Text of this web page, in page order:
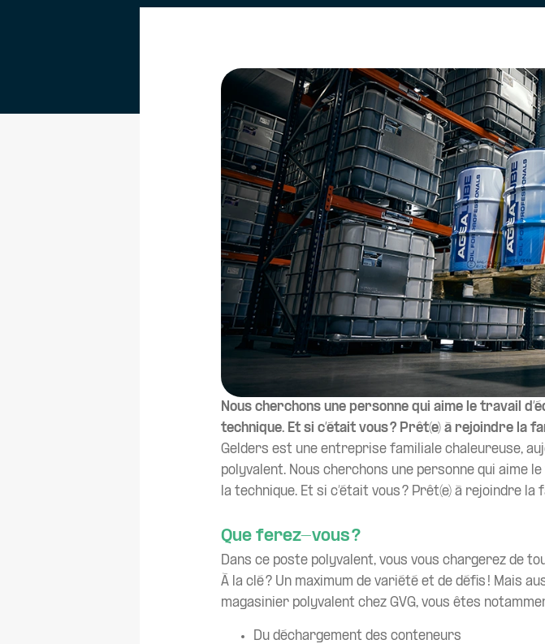
Nous cherchons une personne qui aime le travail
technique. Et si c’était vous ? Prêt(e) à rejoindre la
Gelders est une entreprise familiale chaleureuse,
polyvalent. Nous cherchons une personne qui aime
la technique. Et si c’était vous ? Prêt(e) à rejoindre la
Que ferez-vous ?
Dans ce poste polyvalent, vous vous chargerez de
À la clé ? Un maximum de variété et de défis ! Mais
magasinier polyvalent chez GVG, vous êtes
Du déchargement des conteneurs